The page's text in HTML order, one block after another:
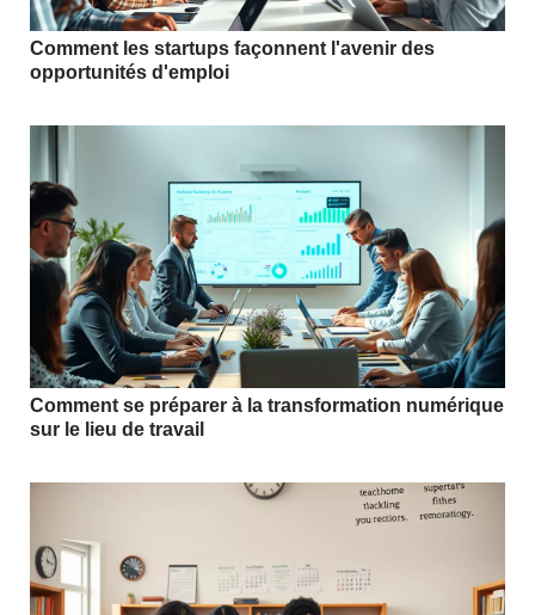
Comment les startups façonnent l'avenir des
opportunités d'emploi
Comment se préparer à la transformation numérique
sur le lieu de travail